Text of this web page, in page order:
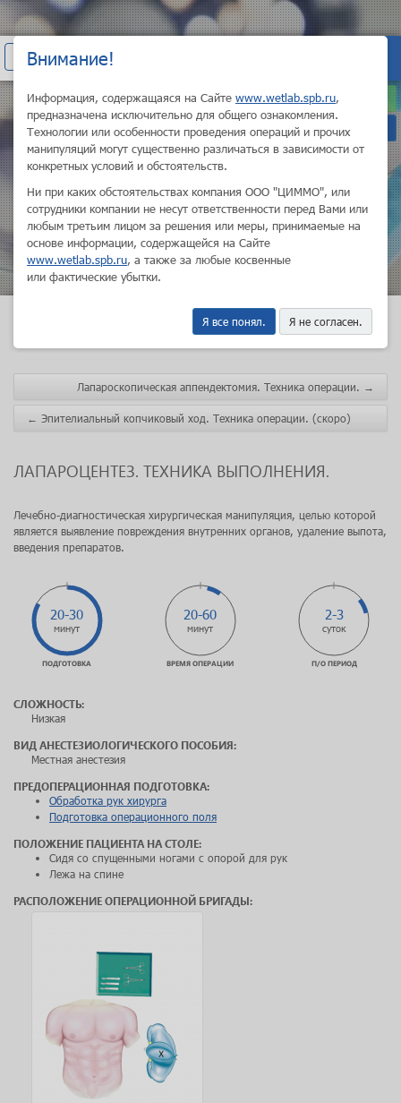
Показать
НОВЫЕ ГОРИЗОНТЫ
ПРОФЕССИОНАЛЬНОГО
РОСТА
Разбор техник хирургических операций
Лапароскопическая аппендектомия. Техника операции. →
← Эпителиальный копчиковый ход. Техника операции. (скоро)
ЛАПАРОЦЕНТЕЗ. ТЕХНИКА ВЫПОЛНЕНИЯ.
Лечебно-диагностическая хирургическая манипуляция, целью которой
является выявление повреждения внутренних органов, удаление выпота,
введения препаратов.
20-30
минут
ПОДГОТОВКА
20-60
минут
ВРЕМЯ ОПЕРАЦИИ
2-3
суток
П/О ПЕРИОД
СЛОЖНОСТЬ:
Низкая
ВИД АНЕСТЕЗИОЛОГИЧЕСКОГО ПОСОБИЯ:
Местная анестезия
ПРЕДОПЕРАЦИОННАЯ ПОДГОТОВКА:
Обработка рук хирурга
Подготовка операционного поля
ПОЛОЖЕНИЕ ПАЦИЕНТА НА СТОЛЕ:
Сидя со спущенными ногами с опорой для рук
Лежа на спине
РАСПОЛОЖЕНИЕ ОПЕРАЦИОННОЙ БРИГАДЫ:
Внимание!
Информация, содержащаяся на Сайте www.wetlab.spb.ru,
предназначена исключительно для общего ознакомления.
Технологии или особенности проведения операций и прочих
манипуляций могут существенно различаться в зависимости от
конкретных условий и обстоятельств.
Ни при каких обстоятельствах компания ООО "ЦИММО", или
сотрудники компании не несут ответственности перед Вами или
любым третьим лицом за решения или меры, принимаемые на
основе информации, содержащейся на Сайте
www.wetlab.spb.ru, а также за любые косвенные
или фактические убытки.
Я все понял. Я не согласен.